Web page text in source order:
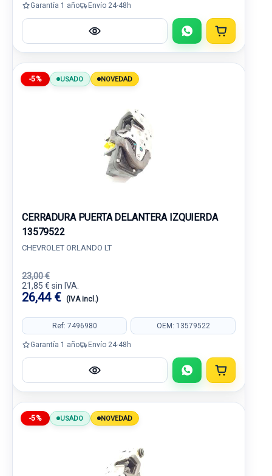
Garantía 1 año Envío 24-48h
-5% USADO NOVEDAD
CERRADURA PUERTA DELANTERA IZQUIERDA
13579522
CHEVROLET ORLANDO LT
23,00 €
21,85 € sin IVA.
26,44 € (IVA incl.)
Ref: 7496980 OEM: 13579522
Garantía 1 año Envío 24-48h
-5% USADO NOVEDAD